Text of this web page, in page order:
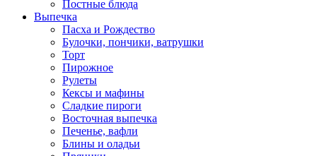
Постные блюда
Выпечка
Пасха и Рождество
Булочки, пончики, ватрушки
Торт
Пирожное
Рулеты
Кексы и мафины
Сладкие пироги
Восточная выпечка
Печенье, вафли
Блины и оладьи